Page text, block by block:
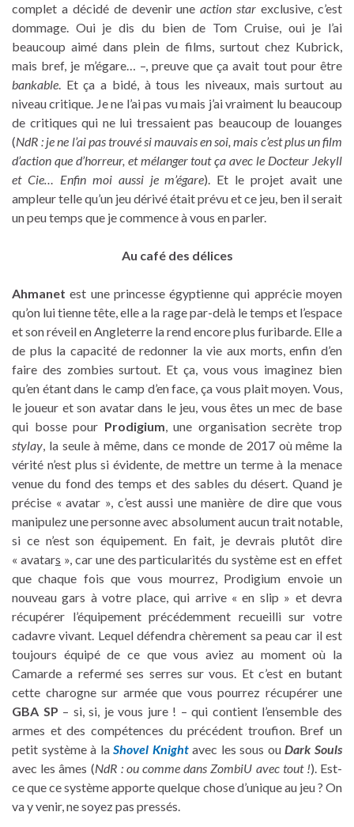
complet a décidé de devenir uneaction star exclusive, c’est
dommage. Oui je dis du bien de Tom Cruise, oui je l’ai
beaucoup aimé dans plein de films, surtout chez Kubrick,
mais bref, je m’égare… –, preuve que ça avait tout pour être
bankable. Et ça a bidé, à tous les niveaux, mais surtout au
niveau critique. Je ne l’ai pas vu mais j’ai vraiment lu beaucoup
de critiques qui ne lui tressaient pas beaucoup de louanges
(NdR : je ne l’ai pas trouvé si mauvais en soi, mais c’est plus un film
d’action que d’horreur, et mélanger tout ça avec le Docteur Jekyll
et Cie… Enfin moi aussi je m’égare). Et le projet avait une
ampleur telle qu’un jeu dérivé était prévu et ce jeu, ben il serait
un peu temps que je commence à vous en parler.
Au café des délices
Ahmanet est une princesse égyptienne qui apprécie moyen
qu’on lui tienne tête, elle a la rage par-delà le temps et l’espace
et son réveil en Angleterre la rend encore plus furibarde. Elle a
de plus la capacité de redonner la vie aux morts, enfin d’en
faire des zombies surtout. Et ça, vous vous imaginez bien
qu’en étant dans le camp d’en face, ça vous plait moyen. Vous,
le joueur et son avatar dans le jeu, vous êtes un mec de base
qui bosse pour Prodigium, une organisation secrète trop
stylay, la seule à même, dans ce monde de 2017 où même la
vérité n’est plus si évidente, de mettre un terme à la menace
venue du fond des temps et des sables du désert. Quand je
précise « avatar », c’est aussi une manière de dire que vous
manipulez une personne avec absolument aucun trait notable,
si ce n’est son équipement. En fait, je devrais plutôt dire
« avatars », car une des particularités du système est en effet
que chaque fois que vous mourrez, Prodigium envoie un
nouveau gars à votre place, qui arrive « en slip » et devra
récupérer l’équipement précédemment recueilli sur votre
cadavre vivant. Lequel défendra chèrement sa peau car il est
toujours équipé de ce que vous aviez au moment où la
Camarde a refermé ses serres sur vous. Et c’est en butant
cette charogne sur armée que vous pourrez récupérer une
GBA SP – si, si, je vous jure ! – qui contient l’ensemble des
armes et des compétences du précédent troufion. Bref un
petit système à laShovel Knightavec les sous ouDark Souls
avec les âmes (NdR : ou comme dans ZombiU avec tout !). Est-
ce que ce système apporte quelque chose d’unique au jeu ? On
va y venir, ne soyez pas pressés.